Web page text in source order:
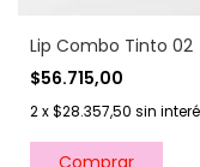
Lip Combo Tinto 02
$56.715,00
2x$28.357,50 sin